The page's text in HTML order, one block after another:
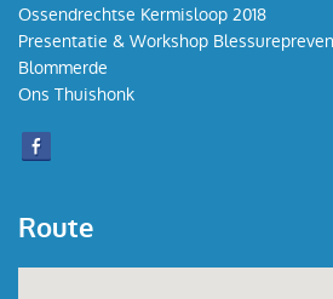
Ossendrechtse Kermisloop 2018
Presentatie & Workshop
Blommerde
Ons Thuishonk
Route